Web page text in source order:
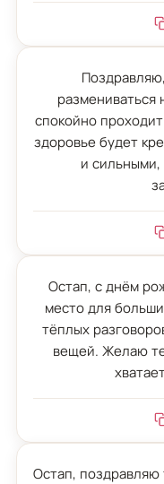
размениваться
спокойно
здоровье будет
и
Остап, с днём
место для
тёплых
вещей. Желаю
Остап, поздравляю